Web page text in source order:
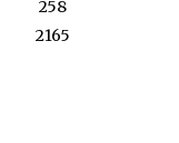
258
2165